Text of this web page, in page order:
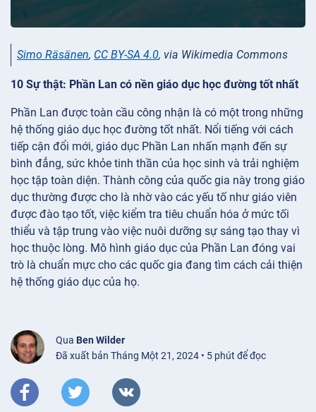
Simo Räsänen, CC BY-SA 4.0, via Wikimedia Commons
10 Sự thật: Phần Lan có nền giáo dục học đường tốt nhất
Phần Lan được toàn cầu công nhận là có một trong những
hệ thống giáo dục học đường tốt nhất. Nổi tiếng với cách
tiếp cận đổi mới, giáo dục Phần Lan nhấn mạnh đến sự
bình đẳng, sức khỏe tinh thần của học sinh và trải nghiệm
học tập toàn diện. Thành công của quốc gia này trong giáo
dục thường được cho là nhờ vào các yếu tố như giáo viên
được đào tạo tốt, việc kiểm tra tiêu chuẩn hóa ở mức tối
thiểu và tập trung vào việc nuôi dưỡng sự sáng tạo thay vì
học thuộc lòng. Mô hình giáo dục của Phần Lan đóng vai
trò là chuẩn mực cho các quốc gia đang tìm cách cải thiện
hệ thống giáo dục của họ.
Qua Ben Wilder
Đã xuất bản Tháng Một 21, 2024 • 5 phút để đọc